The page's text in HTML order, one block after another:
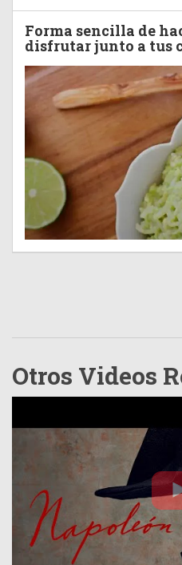
Forma sencilla de
disfrutar junto a tus
Otros Videos